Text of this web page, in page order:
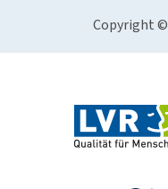
Copyright ©